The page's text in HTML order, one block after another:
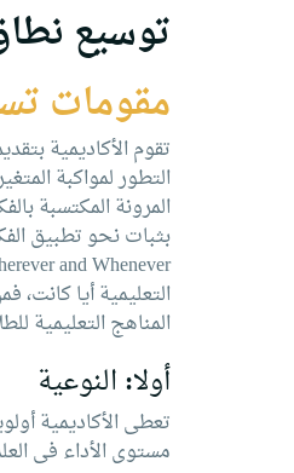
البحث العلمي
التدريب والخدمة
الإستشارات
توسيع
مقومات
تقوم الأكاديمية
التطور لمواكبة
المرونة المكتسبة
التعليمية أيا
المناهج التعليمية
أولا: النوعية
تعطى الأكاديمية
مستوى الأداء فى